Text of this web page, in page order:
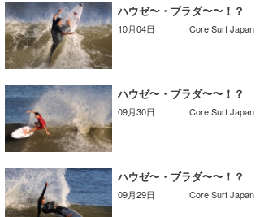
ハウゼ〜・ブラダ〜〜！？
10月04日 Core Surf Japan
ハウゼ〜・ブラダ〜〜！？
09月30日 Core Surf Japan
ハウゼ〜・ブラダ〜〜！？
09月29日 Core Surf Japan
小川予報士
上田純子
唐澤予報士
SancheZ
ゴン
米山予報士